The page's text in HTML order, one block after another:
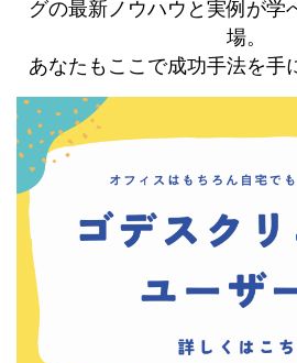
グの最新ノウハウと実例が学
場。
あなたもここで成功手法を手